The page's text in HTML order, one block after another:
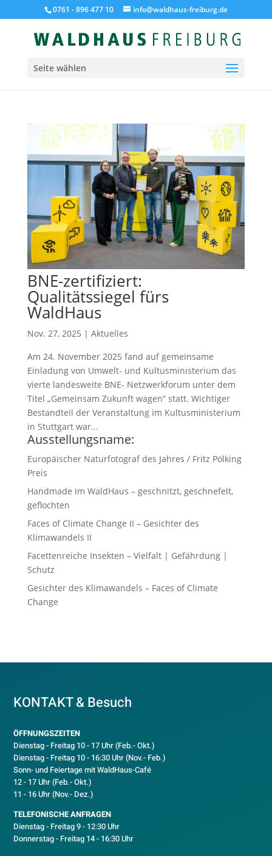
0761 - 896 477 10 info@waldhaus-freiburg.de
Seite wählen
BNE-zertifiziert:
Qualitätssiegel fürs
WaldHaus
Nov. 27, 2025 | Aktuelles
Am 24. November 2025 fand auf gemeinsame
Einladung von Umwelt- und Kultusministerium das
vierte landesweite BNE- Netzwerkforum unter dem
Titel „Gemeinsam Zukunft wagen“ statt. Wichtiger
Bestandteil der Veranstaltung im Kultusministerium
in Stuttgart war...
Ausstellungsname:
Europäischer Naturfotograf des Jahres / Fritz Pölking
Preis
Handmade im WaldHaus – geschnitzt, geschnefelt,
geflochten
Faces of Climate Change II – Gesichter des
Klimawandels II
Facettenreiche Insekten – Vielfalt | Gefährdung |
Schutz
Gesichter des Klimawandels – Faces of Climate
Change
KONTAKT & Besuch
ÖFFNUNGSZEITEN
Dienstag - Freitag 10 - 17 Uhr (Feb.- Okt.)
Dienstag - Freitag 10 - 16:30 Uhr (Nov.- Feb.)
Sonn- und Feiertage mit WaldHaus-Café
12 - 17 Uhr (Feb.- Okt.)
11 - 16 Uhr (Nov.- Dez.)
TELEFONISCHE ANFRAGEN
Dienstag - Freitag 9 - 12:30 Uhr
Donnerstag - Freitag 14 - 16:30 Uhr